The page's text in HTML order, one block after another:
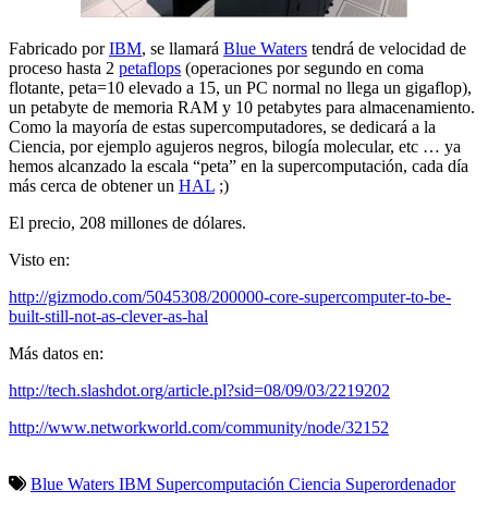
Fabricado porIBM, se llamará Blue Waters tendrá de velocidad de
proceso hasta 2 petaflops (operaciones por segundo en coma
flotante, peta=10 elevado a 15, un PC normal no llega un gigaflop),
un petabyte de memoria RAM y 10 petabytes para almacenamiento.
Como la mayoría de estas supercomputadores, se dedicará a la
Ciencia, por ejemplo agujeros negros, bilogía molecular, etc … ya
hemos alcanzado la escala “peta” en la supercomputación, cada día
más cerca de obtener un HAL ;)
El precio, 208 millones de dólares.
Visto en:
http://gizmodo.com/5045308/200000-core-supercomputer-to-be-
built-still-not-as-clever-as-hal
Más datos en:
http://tech.slashdot.org/article.pl?sid=08/09/03/2219202
http://www.networkworld.com/community/node/32152
Blue Waters IBM Supercomputación Ciencia Superordenador